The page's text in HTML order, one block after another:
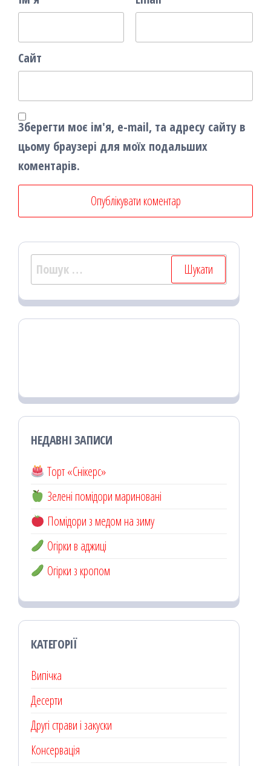
Сайт
Зберегти моє ім'я, e-mail, та адресу сайту в
цьому браузері для моїх подальших
коментарів.
Пошук:
НЕДАВНІ ЗАПИСИ
Торт «Снікерс»
Зелені помідори мариновані
Помідори з медом на зиму
Огірки в аджиці
Огірки з кропом
КАТЕГОРІЇ
Випічка
Десерти
Другі страви і закуски
Консервація